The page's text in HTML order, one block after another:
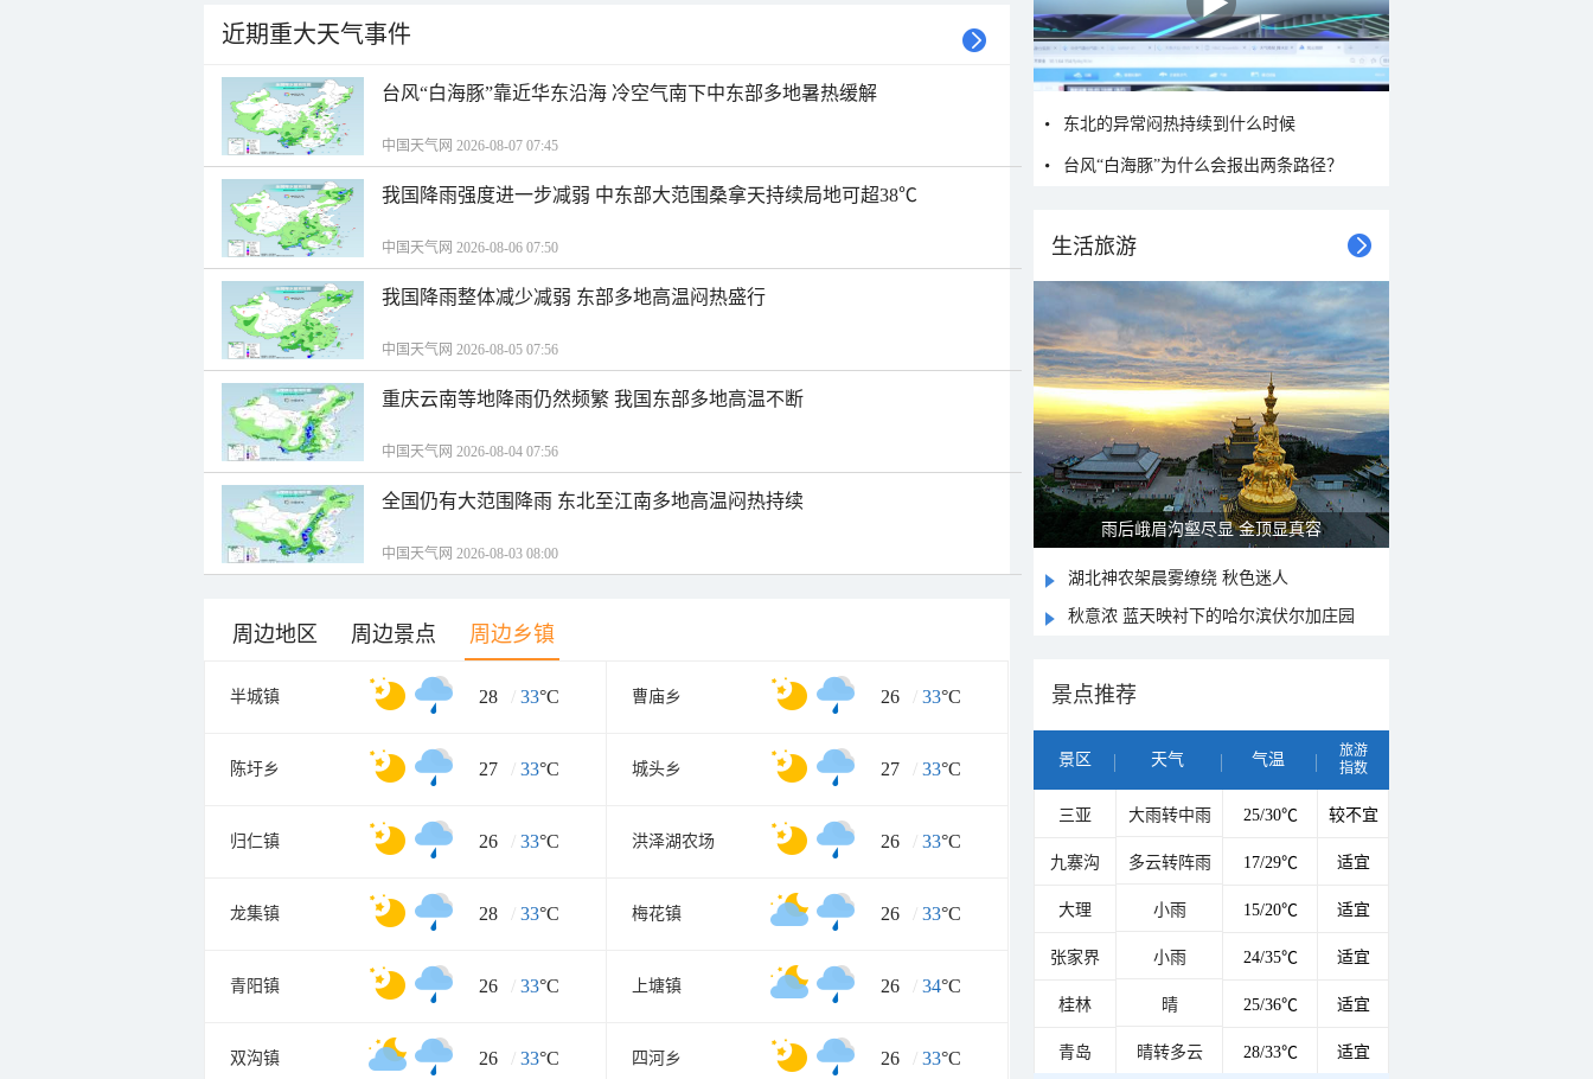
近期重大天气事件
台风“白海豚”靠近华东沿海 冷空气南下中东部多地暑热缓解
中国天气网 2026-08-07 07:45
我国降雨强度进一步减弱 中东部大范围桑拿天持续局地可超38℃
中国天气网 2026-08-06 07:50
我国降雨整体减少减弱 东部多地高温闷热盛行
中国天气网 2026-08-05 07:56
重庆云南等地降雨仍然频繁 我国东部多地高温不断
中国天气网 2026-08-04 07:56
全国仍有大范围降雨 东北至江南多地高温闷热持续
中国天气网 2026-08-03 08:00
周边地区 周边景点 周边乡镇
半城镇 28 / 33°C 曹庙乡 26 / 33°C
陈圩乡 27 / 33°C 城头乡 27 / 33°C
归仁镇 26 / 33°C 洪泽湖农场 26 / 33°C
龙集镇 28 / 33°C 梅花镇 26 / 33°C
青阳镇 26 / 33°C 上塘镇 26 / 34°C
双沟镇 26 / 33°C 四河乡 26 / 33°C
东北的异常闷热持续到什么时候
台风“白海豚”为什么会报出两条路径？
生活旅游
雨后峨眉沟壑尽显 金顶显真容
湖北神农架晨雾缭绕 秋色迷人
秋意浓 蓝天映衬下的哈尔滨伏尔加庄园
景点推荐
景区 天气 气温
旅游
指数
三亚 大雨转中雨 25/30℃ 较不宜
九寨沟 多云转阵雨 17/29℃ 适宜
大理 小雨 15/20℃ 适宜
张家界 小雨 24/35℃ 适宜
桂林 晴 25/36℃ 适宜
青岛 晴转多云 28/33℃ 适宜